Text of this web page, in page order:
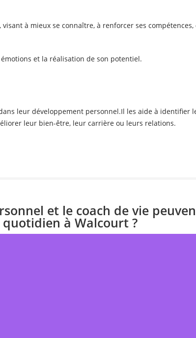
vous
à mieux se connaître, à renforcer ses
et la réalisation de son potentiel.
leur développement personnel.Il les aide à identifier
leur bien-être, leur carrière ou leurs relations.
et le coach de vie
quotidien à Walcourt ?